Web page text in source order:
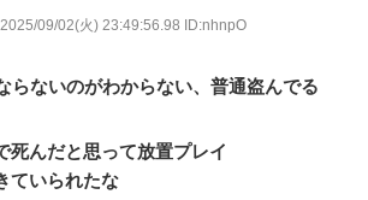
2025/09/02(火) 23:49:56.98 ID:nhnpO
らないのがわからない、普通盗んでる
死んだと思って放置プレイ
ていられたな